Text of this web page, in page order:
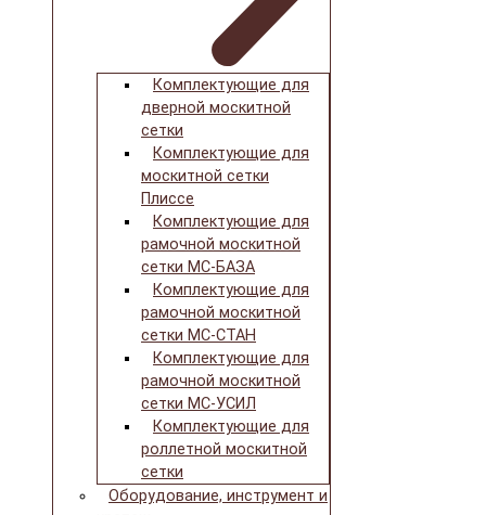
Комплектующие для
дверной москитной
сетки
Комплектующие для
москитной сетки
Плиссе
Комплектующие для
рамочной москитной
сетки МС-БАЗА
Комплектующие для
рамочной москитной
сетки МС-СТАН
Комплектующие для
рамочной москитной
сетки МС-УСИЛ
Комплектующие для
роллетной москитной
сетки
Оборудование, инструмент и